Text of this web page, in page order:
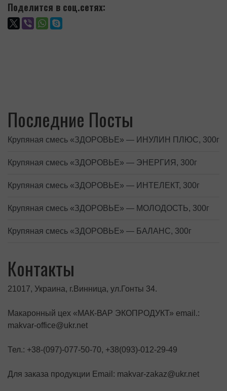
Поделится в соц.сетях:
Последние Посты
Крупяная смесь «ЗДОРОВЬЕ» — ИНУЛИН ПЛЮС, 300г
Крупяная смесь «ЗДОРОВЬЕ» — ЭНЕРГИЯ, 300г
Крупяная смесь «ЗДОРОВЬЕ» — ИНТЕЛЕКТ, 300г
Крупяная смесь «ЗДОРОВЬЕ» — МОЛОДОСТЬ, 300г
Крупяная смесь «ЗДОРОВЬЕ» — БАЛАНС, 300г
Контакты
21017, Украина, г.Винница, ул.Гонты 34.
Макаронный цех «МАК-ВАР ЭКОПРОДУКТ» email.:
makvar-office@ukr.net
Тел.: +38-(097)-077-50-70, +38(093)-012-29-49
Для заказа продукции Email: makvar-zakaz@ukr.net